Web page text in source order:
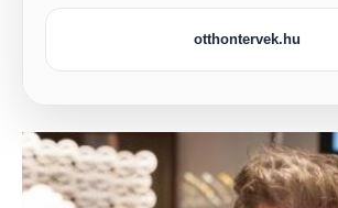
otthontervek.hu